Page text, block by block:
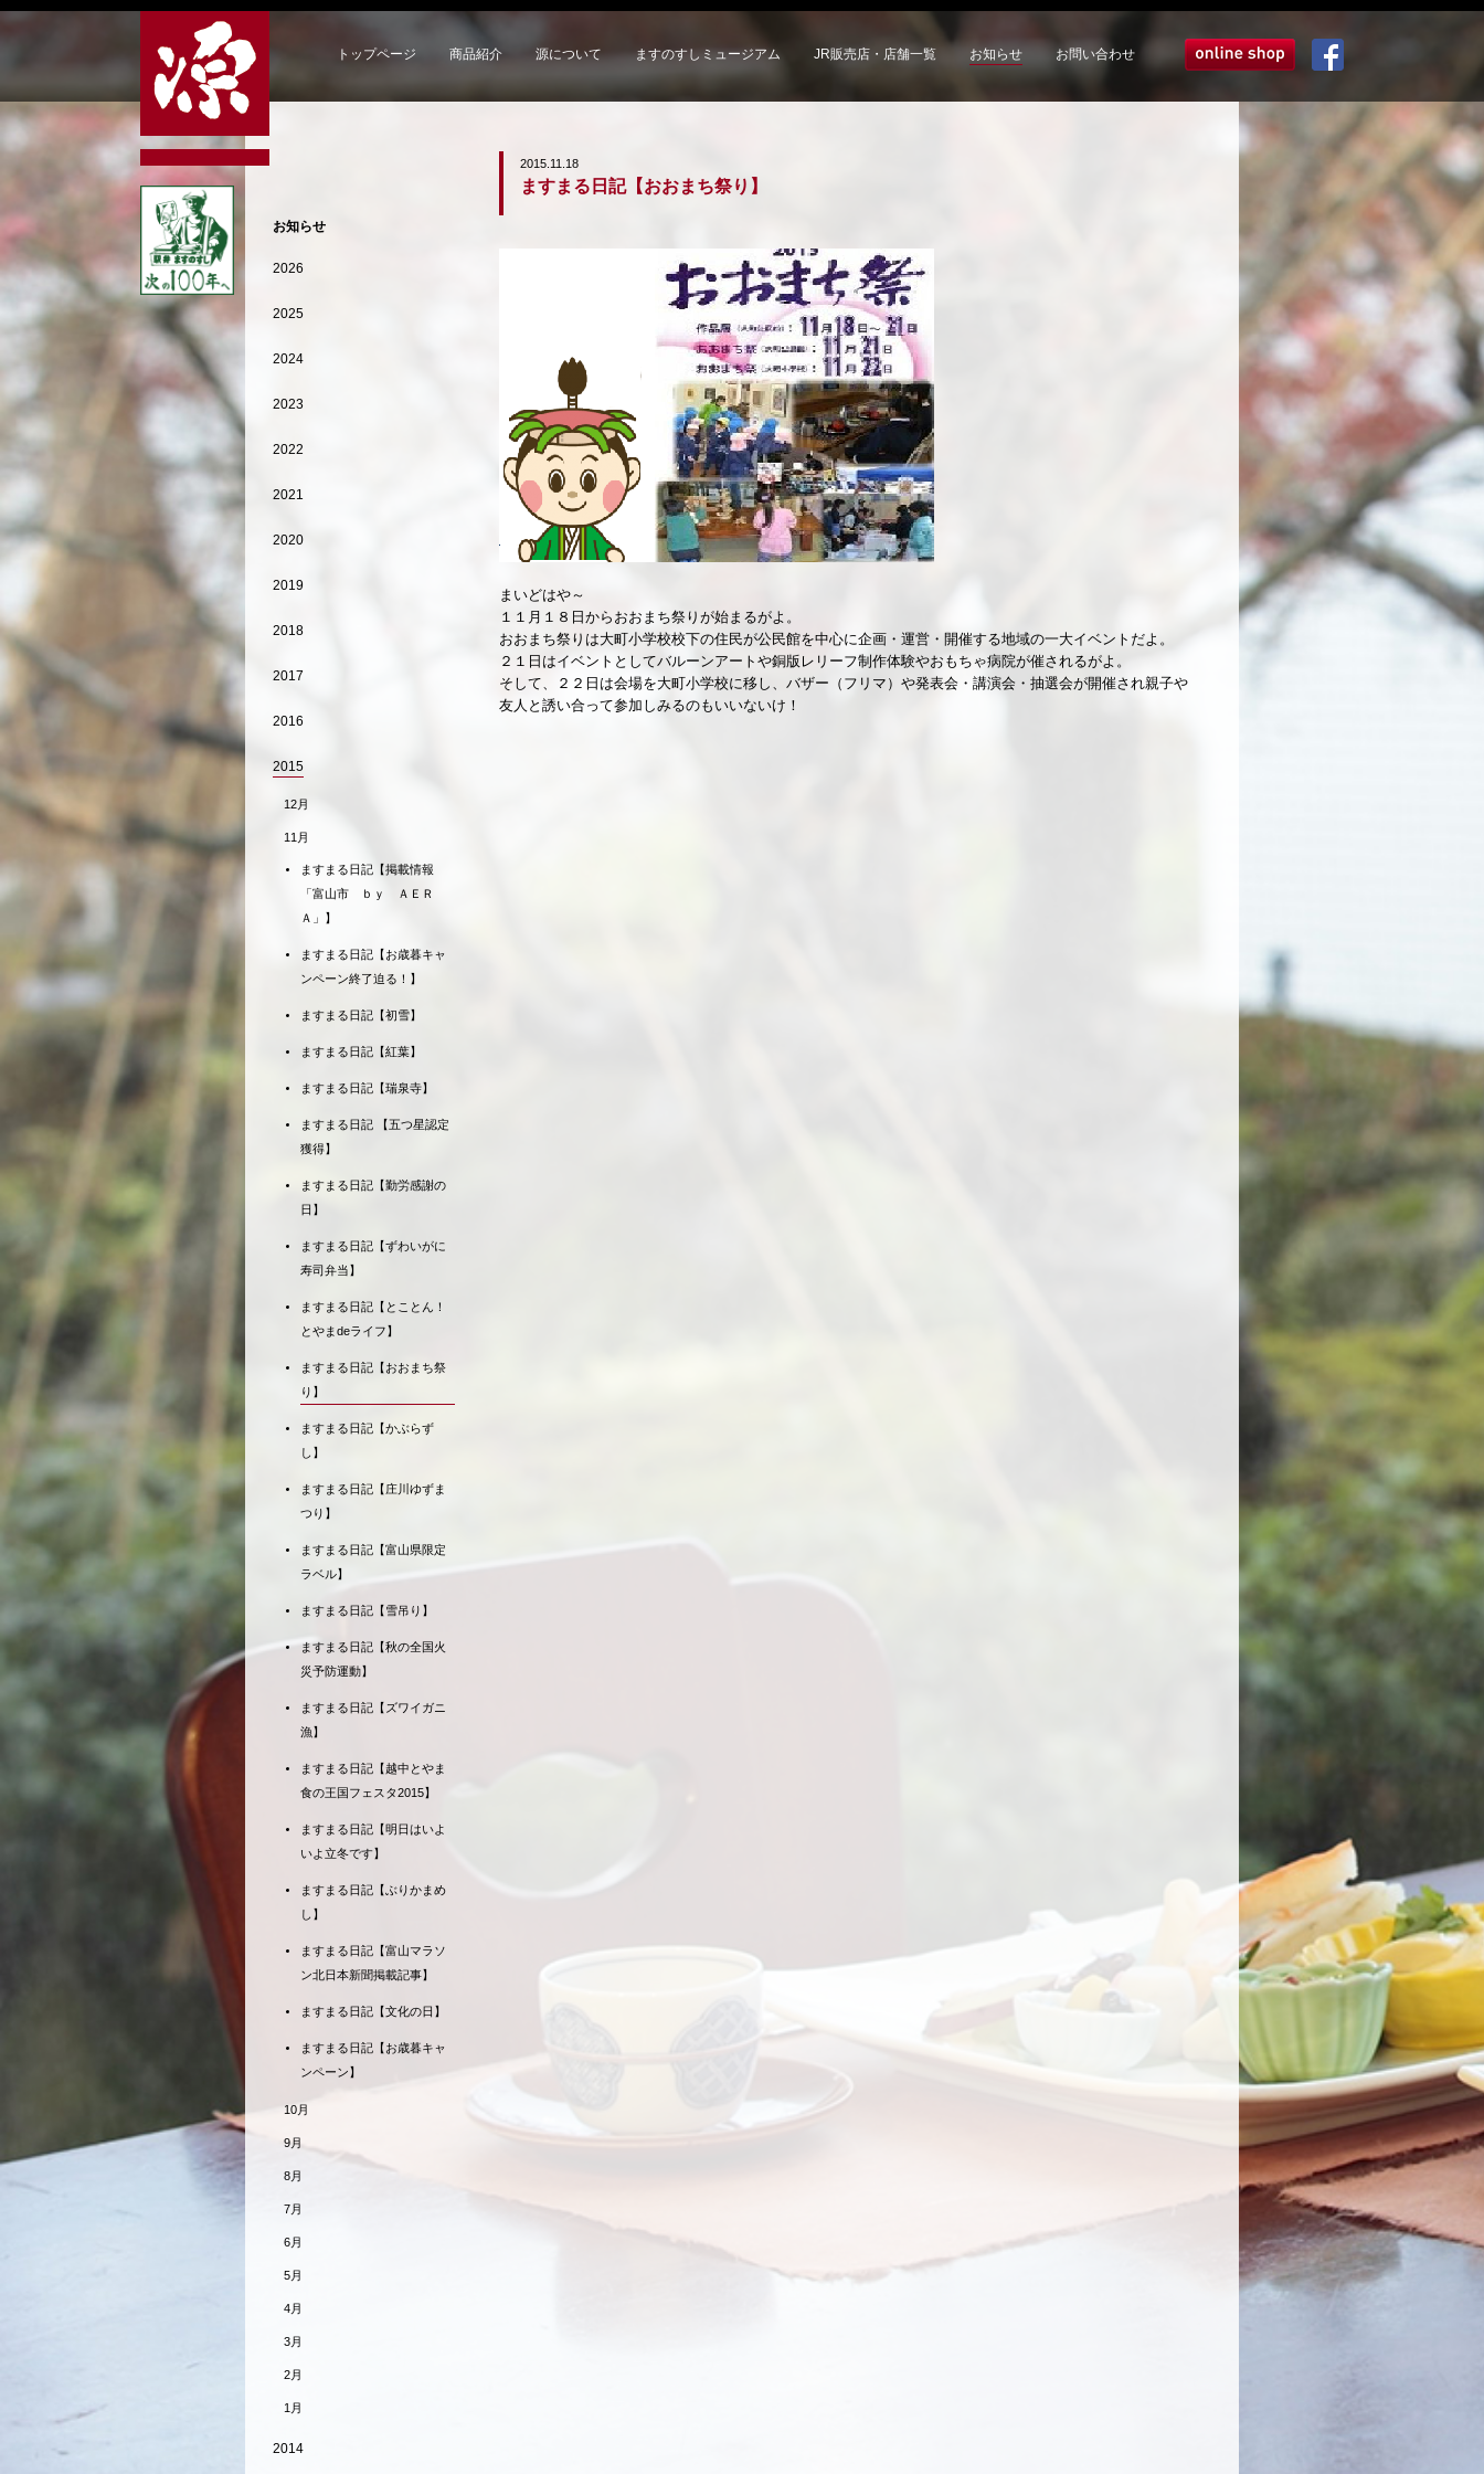
トップページ 商品紹介 源について ますのすしミュージアム JR販売店・店舗一覧 お知らせ お問い合わせ オンラインショップ
2015.11.18
ますまる日記【おおまち祭り】
まいどはや～
１１月１８日からおおまち祭りが始まるがよ。
おおまち祭りは大町小学校校下の住民が公民館を中心に企画・運営・開催する地域の一大イベントだよ。
２１日はイベントとしてバルーンアートや銅版レリーフ制作体験やおもちゃ病院が催されるがよ。
そして、２２日は会場を大町小学校に移し、バザー（フリマ）や発表会・講演会・抽選会が開催され親子や
友人と誘い合って参加しみるのもいいないけ！
お知らせ
2026
2025
2024
2023
2022
2021
2020
2019
2018
2017
2016
2015
12月
11月
ますまる日記【掲載情報
「富山市 ｂｙ ＡＥＲ
Ａ」】
ますまる日記【お歳暮キャ
ンペーン終了迫る！】
ますまる日記【初雪】
ますまる日記【紅葉】
ますまる日記【瑞泉寺】
ますまる日記 【五つ星認定
獲得】
ますまる日記【勤労感謝の
日】
ますまる日記【ずわいがに
寿司弁当】
ますまる日記【とことん！
とやまdeライフ】
ますまる日記【おおまち祭
り】
ますまる日記【かぶらず
し】
ますまる日記【庄川ゆずま
つり】
ますまる日記【富山県限定
ラベル】
ますまる日記【雪吊り】
ますまる日記【秋の全国火
災予防運動】
ますまる日記【ズワイガニ
漁】
ますまる日記【越中とやま
食の王国フェスタ2015】
ますまる日記【明日はいよ
いよ立冬です】
ますまる日記【ぶりかまめ
し】
ますまる日記【富山マラソ
ン北日本新聞掲載記事】
ますまる日記【文化の日】
ますまる日記【お歳暮キャ
ンペーン】
10月
9月
8月
7月
6月
5月
4月
3月
2月
1月
2014